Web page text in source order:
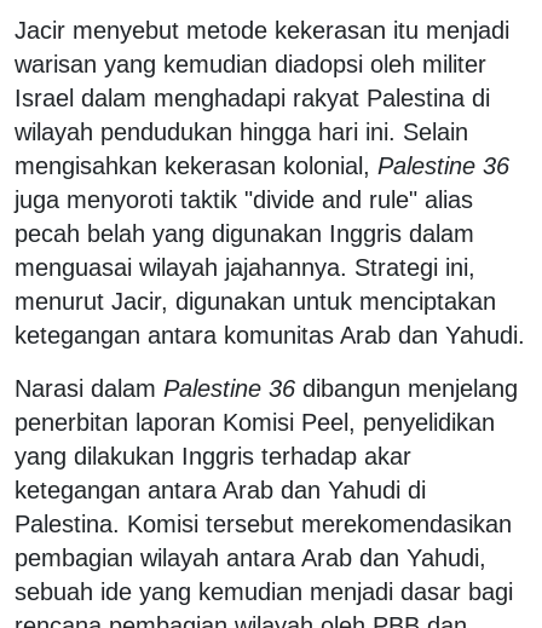
Jacir menyebut metode kekerasan itu menjadi
warisan yang kemudian diadopsi oleh militer
Israel dalam menghadapi rakyat Palestina di
wilayah pendudukan hingga hari ini. Selain
mengisahkan kekerasan kolonial, Palestine 36
juga menyoroti taktik "divide and rule" alias
pecah belah yang digunakan Inggris dalam
menguasai wilayah jajahannya. Strategi ini,
menurut Jacir, digunakan untuk menciptakan
ketegangan antara komunitas Arab dan Yahudi.
Narasi dalam Palestine 36 dibangun menjelang
penerbitan laporan Komisi Peel, penyelidikan
yang dilakukan Inggris terhadap akar
ketegangan antara Arab dan Yahudi di
Palestina. Komisi tersebut merekomendasikan
pembagian wilayah antara Arab dan Yahudi,
sebuah ide yang kemudian menjadi dasar bagi